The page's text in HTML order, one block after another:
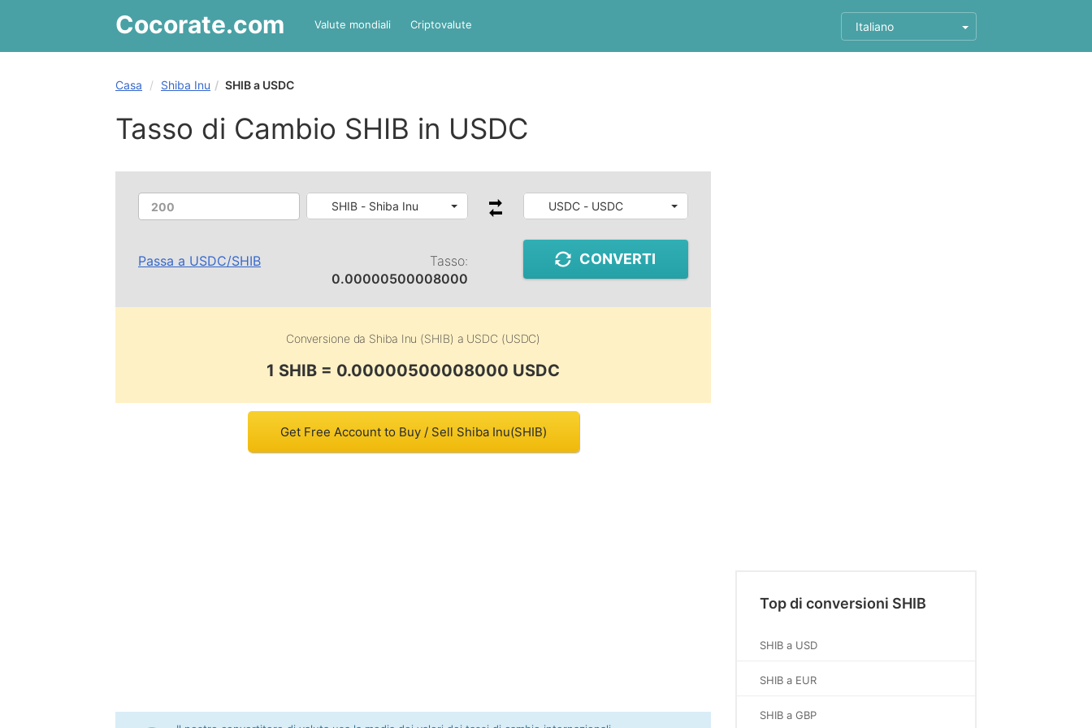
Cocorate.com Valute mondiali Criptovalute Italiano
Casa Shiba Inu SHIB a USDC
Tasso di Cambio SHIB in USDC
SHIB - Shiba Inu USDC - USDC
Passa a USDC/SHIB
Tasso:
0.00000500008000
CONVERTI
Conversione da Shiba Inu (SHIB) a USDC (USDC)
1 SHIB = 0.00000500008000 USDC
Get Free Account to Buy / Sell Shiba Inu(SHIB)
Top di conversioni SHIB
SHIB a USD
SHIB a EUR
SHIB a GBP